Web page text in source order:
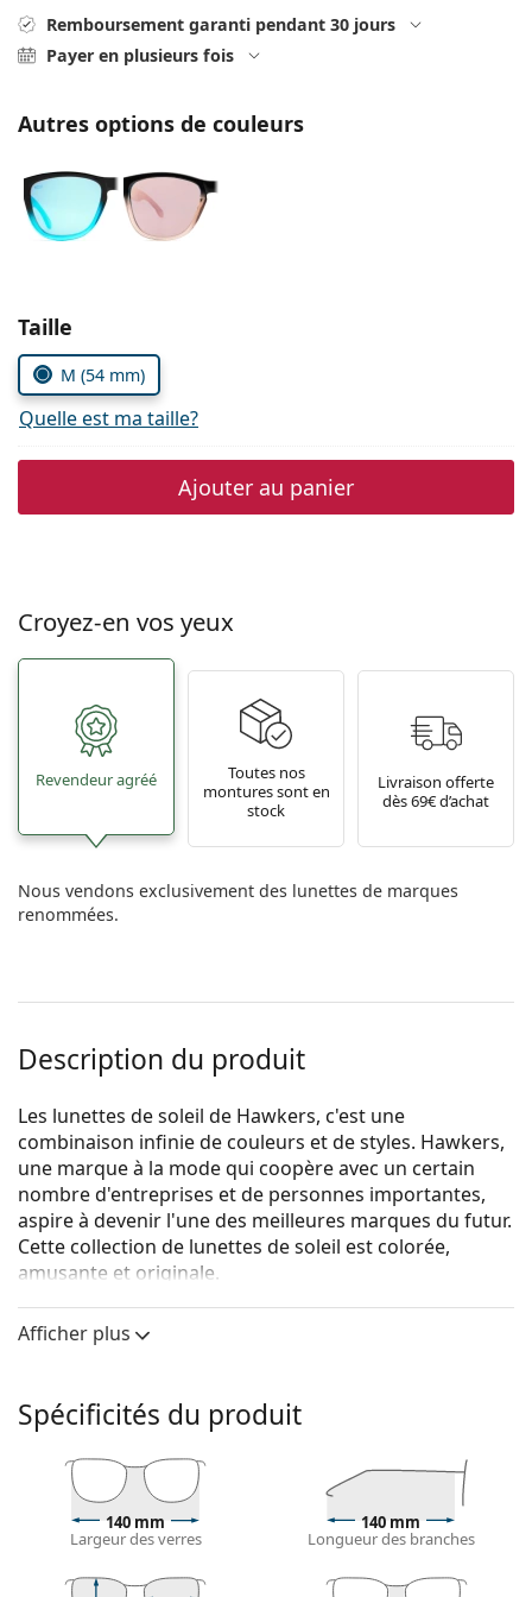
Toutes les marques
Persol
Toutes les marques
Remboursement garanti pendant 30 jours
Payer en plusieurs fois
Autres options de couleurs
Choisissez les paramètres
Taille
M (54 mm)
Quelle est ma taille?
Ajouter au panier
Croyez-en vos yeux
Revendeur agréé
Toutes nos
montures sont en
stock
Livraison offerte
dès 69€ d’achat
Nous vendons exclusivement des lunettes de marques
renommées.
Description du produit
Les lunettes de soleil de Hawkers, c'est une
combinaison infinie de couleurs et de styles. Hawkers,
une marque à la mode qui coopère avec un certain
nombre d'entreprises et de personnes importantes,
aspire à devenir l'une des meilleures marques du futur.
Cette collection de lunettes de soleil est colorée,
amusante et originale.
Hawkers Fusion Clear Blue Onesont des lunettes de
soleil unisexes.
soleil grâce à la fonction d'essayage virtuel de
Lentiamo.
Monture de lunettes de soleil
La couleur noire de la monture s'accorde
parfaitement avec tous les types de teint et des
Lunettes de soleil à montures carréessont un choix
Afficher plus
Spécificités du produit
140 mm
Largeur des verres
140 mm
Longueur des branches